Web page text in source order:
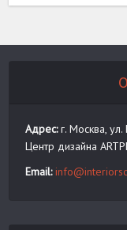
Адрес:г. Москва,
Центр дизайна
Email: